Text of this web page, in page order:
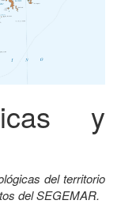
y
del territorio
del SEGEMAR.